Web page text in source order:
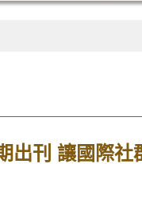
出刊 讓國際